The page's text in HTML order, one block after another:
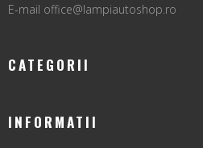
E-mail office@lampiautoshop.ro
CATEGORII
INFORMATII